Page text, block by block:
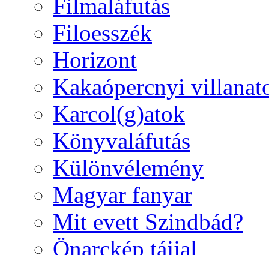
Filmaláfutás
Filoesszék
Horizont
Kakaópercnyi
Karcol(g)atok
Könyvaláfutás
Különvélemény
Magyar fanyar
Mit evett Szindbád?
Önarckép tájjal